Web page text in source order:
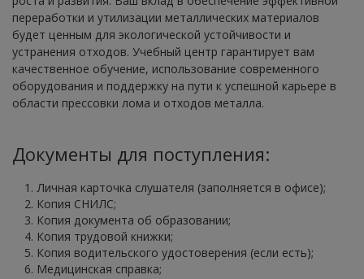
переработки и утилизации металлических материалов
будет ценным для экологической устойчивости и
устранения отходов. Учебный центр гарантирует вам
качественное обучение, использование современного
оборудования и поддержку на пути к успешной карьере в
области прессовки лома и отходов металла.
Документы для поступления:
Личная карточка слушателя (заполняется в офисе);
Копия СНИЛС;
Копия документа об образовании;
Копия трудовой книжки;
Копия водительского удостоверения (если есть);
Медицинская справка;